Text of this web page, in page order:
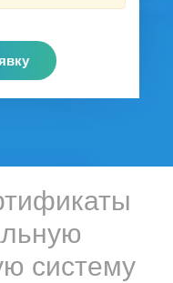
систему